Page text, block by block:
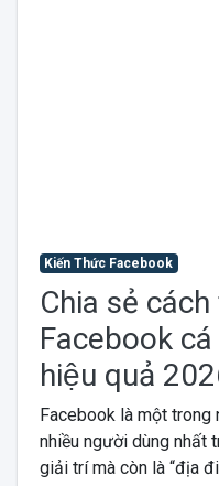
Kiến Thức Facebook
Chia sẻ
Facebook
hiệu quả
Facebook là một trong
nhiều người dùng nhất
giải trí mà còn là “địa